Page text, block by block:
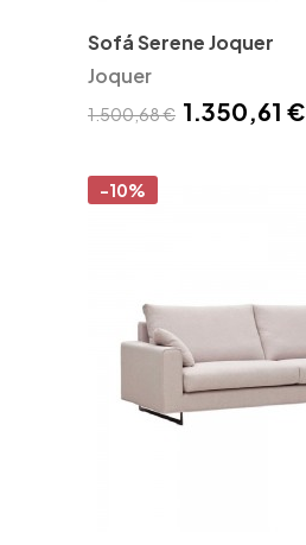
Sofá Serene Joquer
Joquer
1.500,68 € 1.350,61 €
-10%